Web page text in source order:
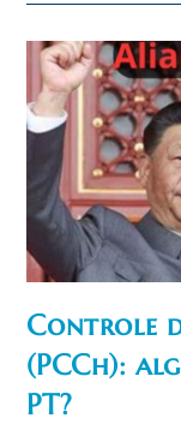
Controle
(PCCh):
PT?